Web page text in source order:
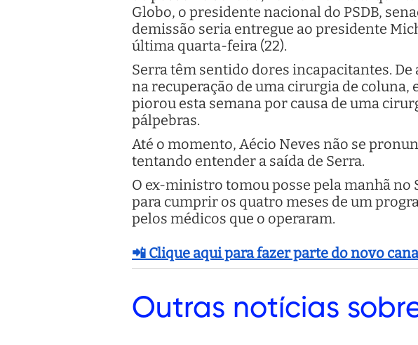
Globo, o presidente nacional do PSDB,
demissão seria entregue ao presidente
última quarta-feira (22).
Serra têm sentido dores incapacitantes.
na recuperação de uma cirurgia de coluna,
piorou esta semana por causa de uma
pálpebras.
Até o momento, Aécio Neves não se
tentando entender a saída de Serra.
O ex-ministro tomou posse pela manhã no
para cumprir os quatro meses de um
pelos médicos que o operaram.
📲 Clique aqui para fazer parte do novo
Outras notícias